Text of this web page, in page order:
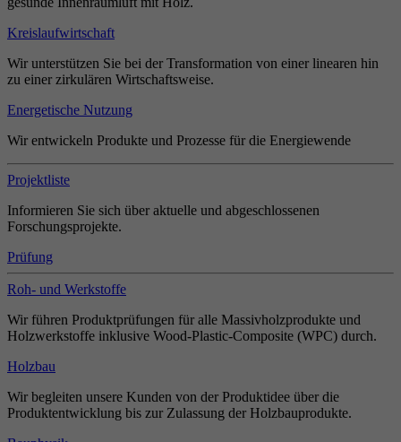
Kreislaufwirtschaft
Wir unterstützen Sie bei der Transformation von einer linearen hin
zu einer zirkulären Wirtschaftsweise.
Energetische Nutzung
Wir entwickeln Produkte und Prozesse für die Energiewende
Projektliste
Informieren Sie sich über aktuelle und abgeschlossenen
Forschungsprojekte.
Prüfung
Roh- und Werkstoffe
Wir führen Produktprüfungen für alle Massivholzprodukte und
Holzwerkstoffe inklusive Wood-Plastic-Composite (WPC) durch.
Holzbau
Wir begleiten unsere Kunden von der Produktidee über die
Produktentwicklung bis zur Zulassung der Holzbauprodukte.